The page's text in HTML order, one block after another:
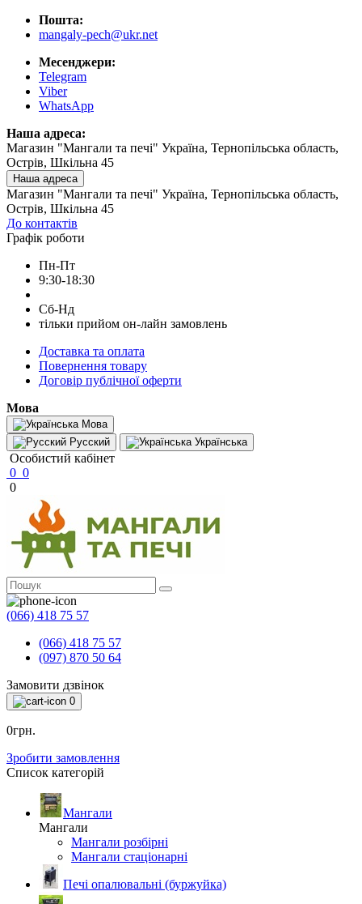
Пошта:
mangaly-pech@ukr.net
Месенджери:
Telegram
Viber
WhatsApp
Наша адреса:
Магазин "Мангали та печі" Україна, Тернопільська область,
Острів, Шкільна 45
Наша адреса
Магазин "Мангали та печі" Україна, Тернопільська область,
Острів, Шкільна 45
До контактів
Графік роботи
Пн-Пт
9:30-18:30
Сб-Нд
тільки прийом он-лайн замовлень
Доставка та оплата
Повернення товару
Договір публічної оферти
Мова
Мова
Русский
Українська
Особистий кабінет
0 0
0
(066) 418 75 57
(066) 418 75 57
(097) 870 50 64
Замовити дзвінок
0
0грн.
Зробити замовлення
Список категорій
Мангали
Мангали
Мангали розбірні
Мангали стаціонарні
Печі опалювальні (буржуйка)